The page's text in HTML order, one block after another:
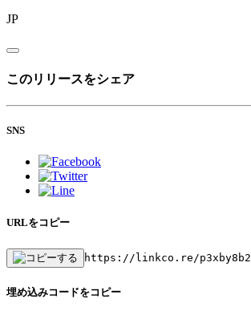
JP
このリリースをシェア
SNS
URLをコピー
https://linkco.re/p3xby8b2
埋め込みコードをコピー